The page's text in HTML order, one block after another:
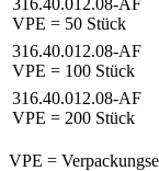
VPE = 50 Stück
316.40.012.08-AF
VPE = 100 Stück
316.40.012.08-AF
VPE = 200 Stück
VPE =